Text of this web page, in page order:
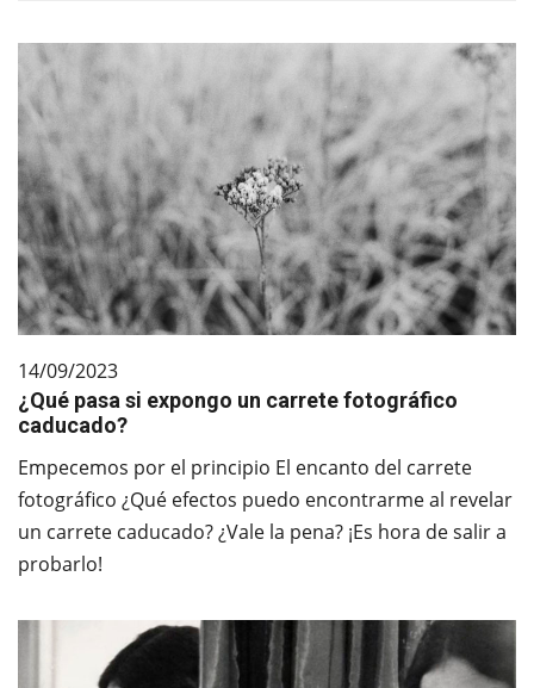
14/09/2023
¿Qué pasa si expongo un carrete fotográfico
caducado?
Empecemos por el principio El encanto del carrete
fotográfico ¿Qué efectos puedo encontrarme al revelar
un carrete caducado? ¿Vale la pena? ¡Es hora de salir a
probarlo!